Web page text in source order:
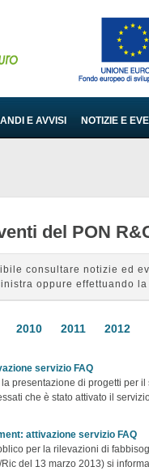
E AVVISI NOTIZIE E
del PON
consultare notizie ed
oppure effettuando
2010 2011 2012
servizio FAQ
presentazione di progetti per
che è stato attivato il
attivazione servizio FAQ
per la rilevazioni di
del 13 marzo 2013) si